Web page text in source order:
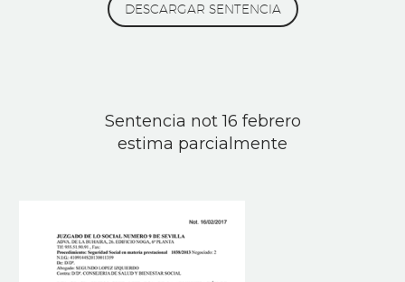
DESCARGAR SENTENCIA
Sentencia not 16 febrero
estima parcialmente